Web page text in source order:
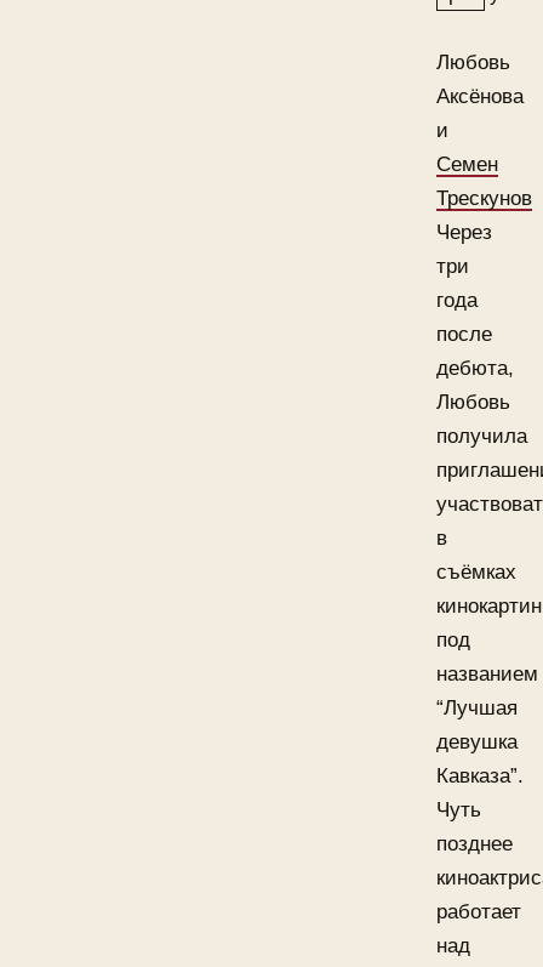
Любовь
Аксёнова
и
Семен
Трескунов
Через
три
года
после
дебюта,
Любовь
получила
в
съёмках
под
названием
“Лучшая
девушка
Кавказа”.
Чуть
позднее
работает
над